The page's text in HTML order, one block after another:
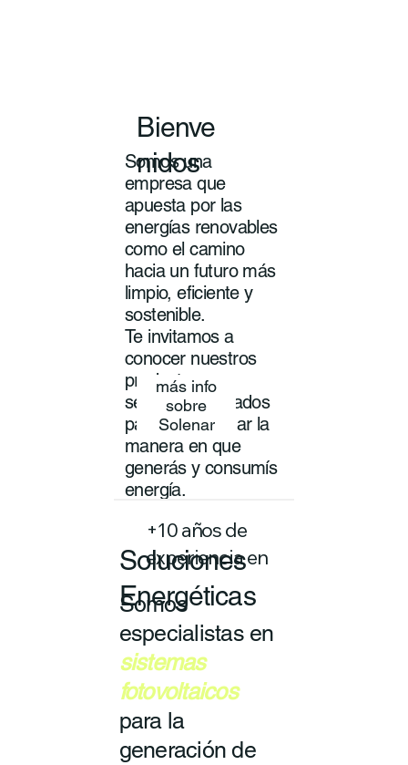
Bienve
nidos
Somos una
empresa que
apuesta por las
energías renovables
como el camino
hacia un futuro más
limpio, eficiente y
sostenible.
Te invitamos a
conocer nuestros
productos y
servicios pensados
para transformar la
manera en que
generás y consumís
energía.
más info
sobre
Solenar
Soluciones
Energéticas
+10 años de
experiencia en
Somos
especialistas en
sistemas
fotovoltaicos
para la
generación de